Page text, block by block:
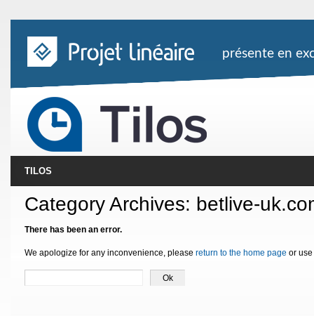
présente en
TILOS
Category Archives: betlive-
There has been an error.
We apologize for any inconvenience, please return to the home page or